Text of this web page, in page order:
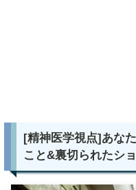
[精神医学視点]あな
こと&裏切られたシ